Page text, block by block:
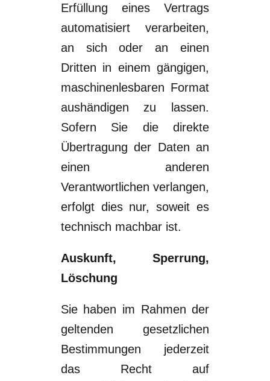
Erfüllung eines Vertrags
automatisiert verarbeiten,
an sich oder an einen
Dritten in einemgängigen,
maschinenlesbaren Format
aushändigen zu lassen.
Sofern Sie die direkte
Übertragung der Daten an
einen anderen
Verantwortlichen verlangen,
erfolgt dies nur,soweit es
technisch machbar ist.
Auskunft, Sperrung,
Löschung
Sie haben im Rahmen der
geltenden gesetzlichen
Bestimmungen jederzeit
das Rechtauf